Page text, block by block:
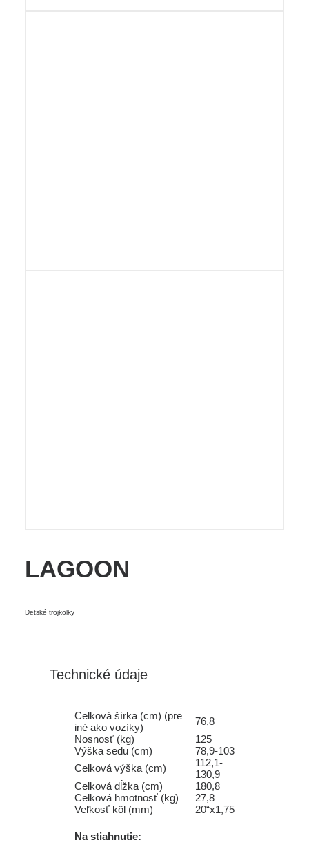
LAGOON
Detské trojkolky
Technické údaje
Celková šírka (cm) (pre
iné ako vozíky)
76,8
Nosnosť (kg)
125
Výška sedu (cm)
78,9-103
Celková výška (cm)
112,1-
130,9
Celková dĺžka (cm)
180,8
Celková hmotnosť (kg)
27,8
Veľkosť kôl (mm)
20“x1,75
Na stiahnutie: